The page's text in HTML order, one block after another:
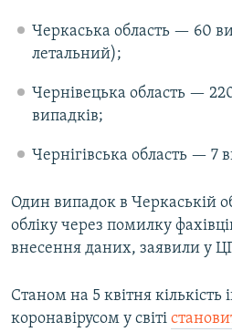
Черкаська область — 60
летальний);
Чернівецька область —
випадків;
Чернігівська область — 7
Один випадок в Черкаській
обліку через помилку
внесення даних, заявили у
Станом на 5 квітня кількість
коронавірусом у світі